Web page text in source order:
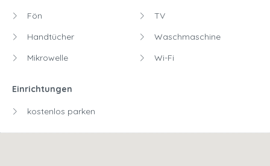
Fön
Handtücher
Mikrowelle
TV
Waschmaschine
Wi-Fi
Einrichtungen
kostenlos parken